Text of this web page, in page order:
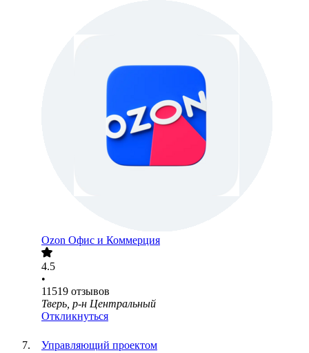
Ozon Офис и Коммерция
4.5
•
11519 отзывов
Тверь, р-н Центральный
Откликнуться
Управляющий проектом